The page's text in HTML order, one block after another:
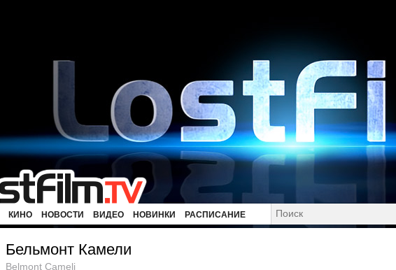
КИНО НОВОСТИ ВИДЕО НОВИНКИ РАСПИСАНИЕ
Бельмонт Камели
Belmont Cameli